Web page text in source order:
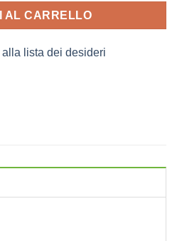
AL CARRELLO
lista dei desideri